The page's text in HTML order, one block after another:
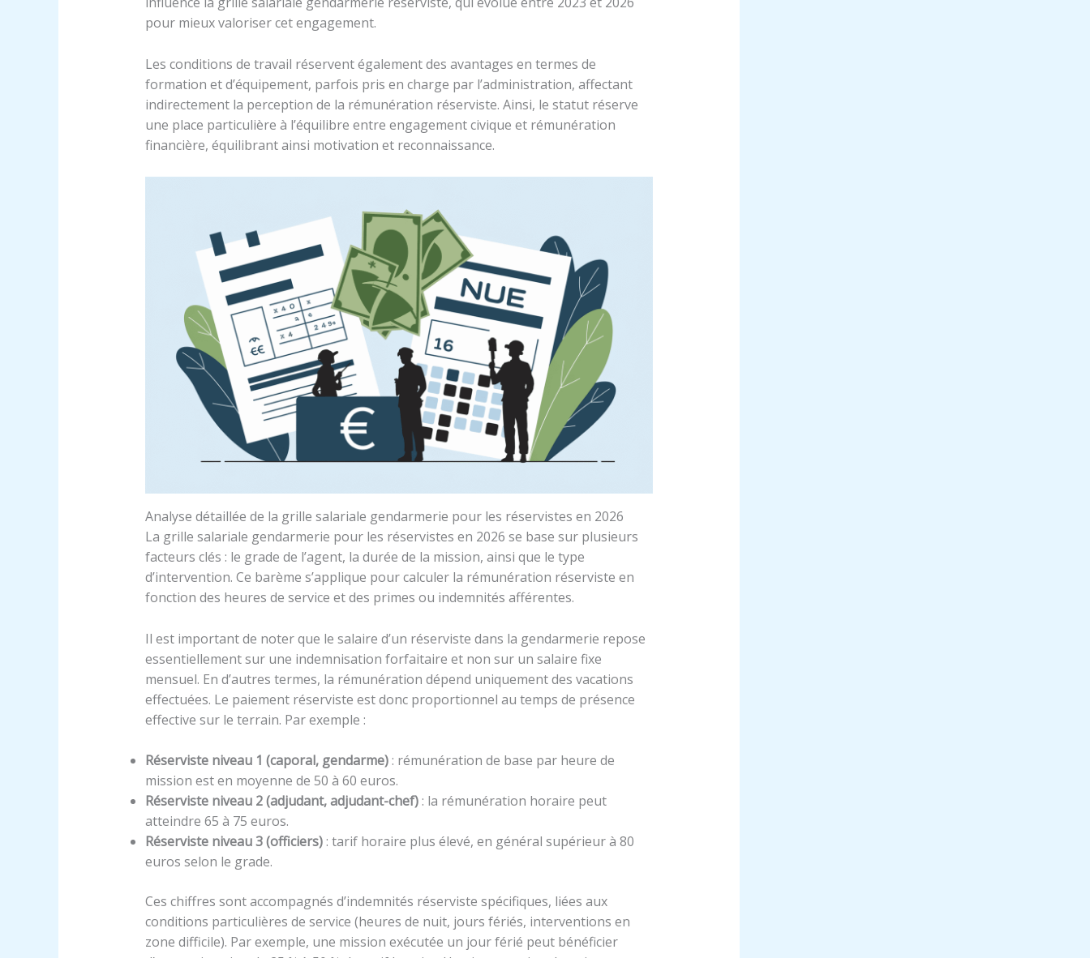
pour mieux valoriser cet engagement.
Les conditions de travail réservent également des avantages en termes de
formation et d’équipement, parfois pris en charge par l’administration, affectant
indirectement la perception de la rémunération réserviste. Ainsi, le statut réserve
une place particulière à l’équilibre entre engagement civique et rémunération
financière, équilibrant ainsi motivation et reconnaissance.
Analyse détaillée de la grille salariale gendarmerie pour les réservistes en 2026
La grille salariale gendarmerie pour les réservistes en 2026 se base sur plusieurs
facteurs clés : le grade de l’agent, la durée de la mission, ainsi que le type
d’intervention. Ce barème s’applique pour calculer la rémunération réserviste en
fonction des heures de service et des primes ou indemnités afférentes.
Il est important de noter que le salaire d’un réserviste dans la gendarmerie repose
essentiellement sur une indemnisation forfaitaire et non sur un salaire fixe
mensuel. En d’autres termes, la rémunération dépend uniquement des vacations
effectuées. Le paiement réserviste est donc proportionnel au temps de présence
effective sur le terrain. Par exemple :
Réserviste niveau 1 (caporal, gendarme): rémunération de base par heure de
mission est en moyenne de 50 à 60 euros.
Réserviste niveau 2 (adjudant, adjudant-chef): la rémunération horaire peut
atteindre 65 à 75 euros.
Réserviste niveau 3 (officiers): tarif horaire plus élevé, en général supérieur à 80
euros selon le grade.
Ces chiffres sont accompagnés d’indemnités réserviste spécifiques, liées aux
conditions particulières de service (heures de nuit, jours fériés, interventions en
zone difficile). Par exemple, une mission exécutée un jour férié peut bénéficier